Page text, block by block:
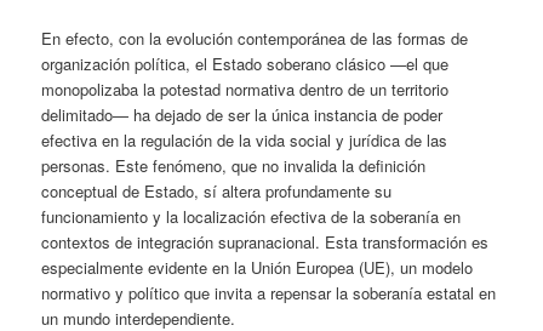
En efecto, con la evolución contemporánea de las formas de
organización política, el Estado soberano clásico —el que
monopolizaba la potestad normativa dentro de un territorio
delimitado— ha dejado de ser la única instancia de poder
efectiva en la regulación de la vida social y jurídica de las
personas. Este fenómeno, que no invalida la definición
conceptual de Estado, sí altera profundamente su
funcionamiento y la localización efectiva de la soberanía en
contextos de integración supranacional. Esta transformación es
especialmente evidente en la Unión Europea (UE), un modelo
normativo y político que invita a repensar la soberanía estatal en
un mundo interdependiente.